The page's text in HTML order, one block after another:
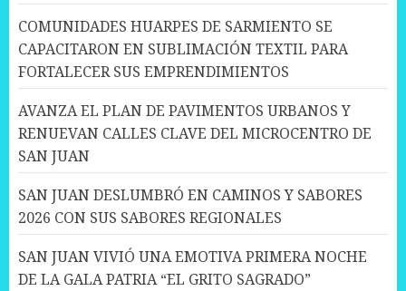
COMUNIDADES HUARPES DE SARMIENTO SE
CAPACITARON EN SUBLIMACIÓN TEXTIL PARA
FORTALECER SUS EMPRENDIMIENTOS
AVANZA EL PLAN DE PAVIMENTOS URBANOS Y
RENUEVAN CALLES CLAVE DEL MICROCENTRO DE
SAN JUAN
SAN JUAN DESLUMBRÓ EN CAMINOS Y SABORES
2026 CON SUS SABORES REGIONALES
SAN JUAN VIVIÓ UNA EMOTIVA PRIMERA NOCHE
DE LA GALA PATRIA “EL GRITO SAGRADO”